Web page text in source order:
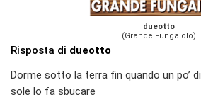
dueotto
(Grande Fungaiolo)
Risposta di dueotto
Dorme sotto la terra fin quando un po’ di
sole lo fa sbucare